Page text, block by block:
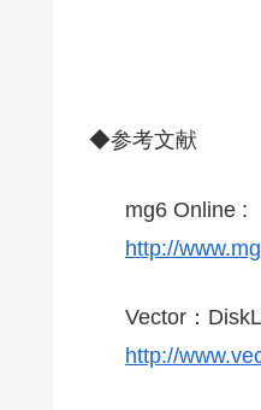
◆参考文献
mg6 Online :
http://
Vector：
http://